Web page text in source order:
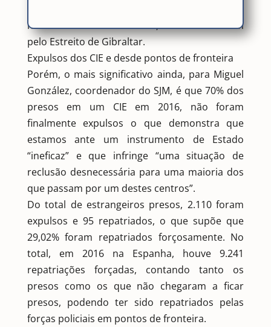
nossas fronteiras em 2016, 13.173 o fizeram
pelo Estreito de Gibraltar.
Expulsos dos CIE e desde pontos de fronteira
Porém, o mais significativo ainda, para Miguel
González, coordenador do SJM, é que 70% dos
presos em um CIE em 2016, não foram
finalmente expulsos o que demonstra que
estamos ante um instrumento de Estado
“ineficaz” e que infringe “uma situação de
reclusão desnecessária para uma maioria dos
que passam por um destes centros”.
Do total de estrangeiros presos, 2.110 foram
expulsos e 95 repatriados, o que supõe que
29,02% foram repatriados forçosamente. No
total, em 2016 na Espanha, houve 9.241
repatriações forçadas, contando tanto os
presos como os que não chegaram a ficar
presos, podendo ter sido repatriados pelas
forças policiais em pontos de fronteira.